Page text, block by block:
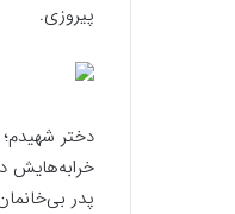
پیروزی.
دختر
خرابه‌هایش
پدر